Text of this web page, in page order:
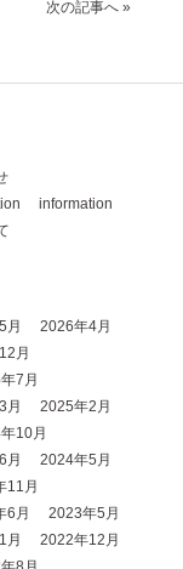
次の記事へ »
information
月
2026年4月
月
7月
月
2025年2月
10月
月
2024年5月
11月
6月
2023年5月
月
2022年12月